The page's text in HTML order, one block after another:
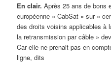
En clair. Après 25 ans de bons
européenne « CabSat » sur «
des droits voisins applicables à
la retransmission par câble »
Car elle ne prenait pas en
ligne, dits